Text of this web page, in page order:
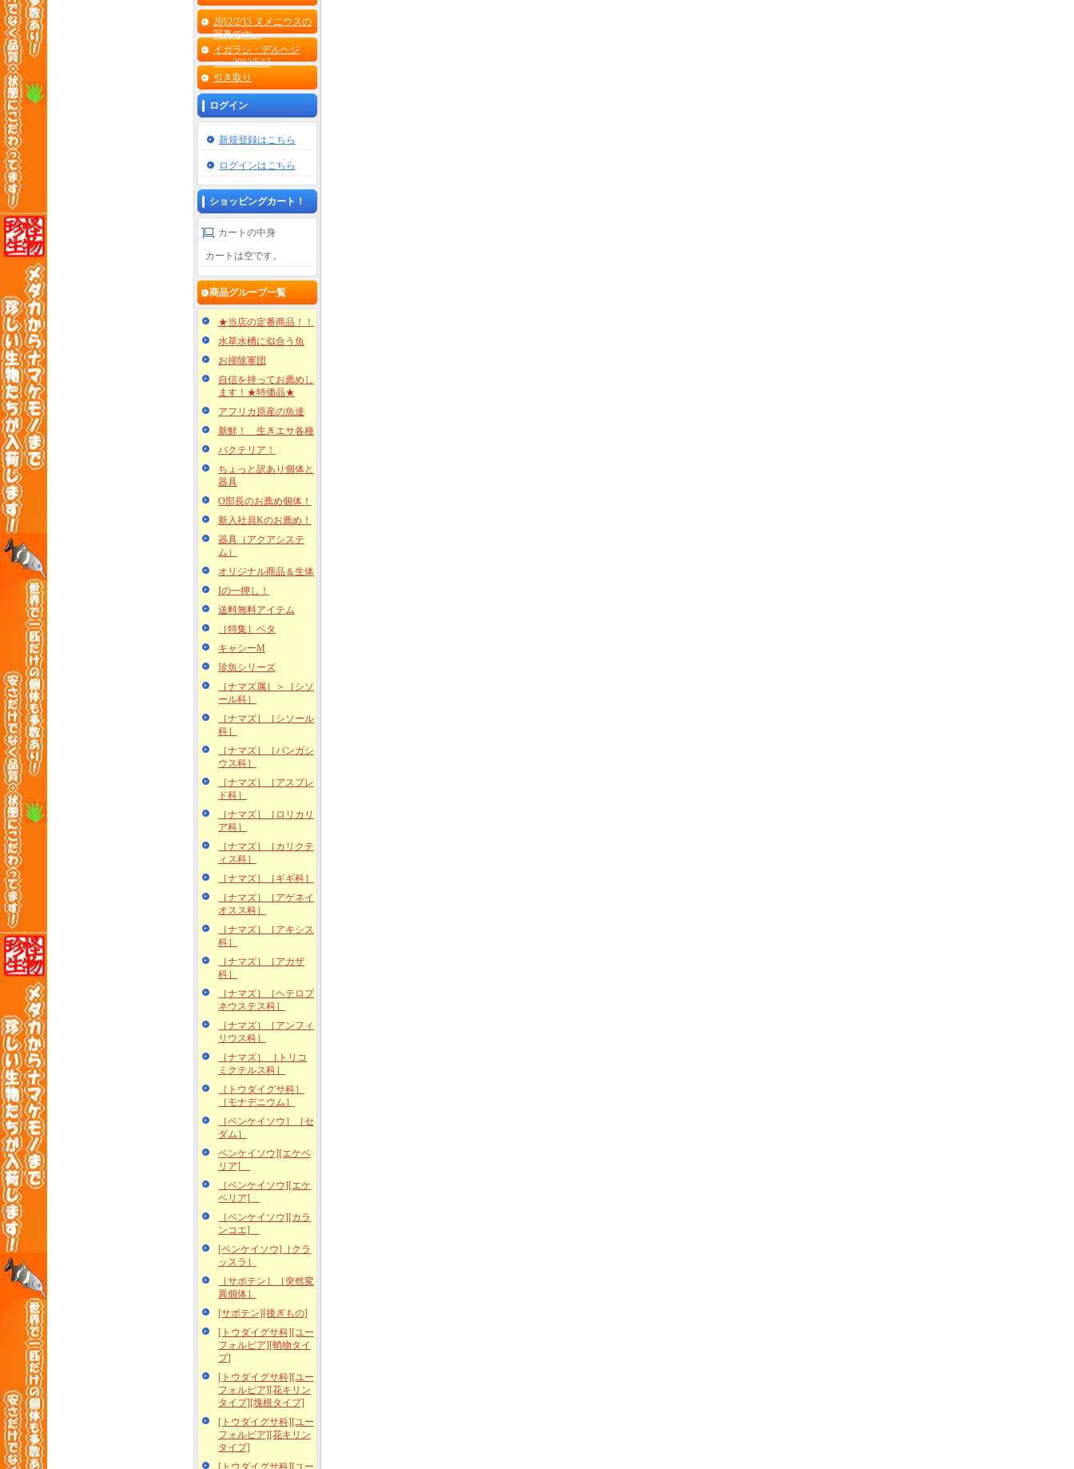
2012/2/13 ヌメニウスの
写真です。
イガラシ・デルヘジ
ー 2012/5/17
引き取り
ログイン
新規登録はこちら
ログインはこちら
ショッピングカート！
カートの中身
カートは空です。
商品グループ一覧
★当店の定番商品！！
水草水槽に似合う魚
お掃除軍団
自信を持ってお薦めし
ます！★特価品★
アフリカ原産の魚達
新鮮！ 生きエサ各種
バクテリア！
ちょっと訳あり個体と
器具
O部長のお薦め個体！
新入社員Kのお薦め！
器具（アクアシステ
ム）
オリジナル商品＆生体
Iの一押し！
送料無料アイテム
［特集］ベタ
キャシーM
珍魚シリーズ
［ナマズ属］＞［シソ
ール科］
［ナマズ］［シソール
科］
［ナマズ］［パンガシ
ウス科］
［ナマズ］［アスプレ
ド科］
［ナマズ］［ロリカリ
ア科］
［ナマズ］［カリクテ
ィス科］
［ナマズ］［ギギ科］
［ナマズ］［アゲネイ
オスス科］
［ナマズ］［アキシス
科］
［ナマズ］［アカザ
科］
［ナマズ］［ヘテロプ
ネウステス科］
［ナマズ］［アンフィ
リウス科］
［ナマズ］ ［トリコ
ミクテルス科］
［トウダイグサ科］
［モナデニウム］
［ベンケイソウ］［セ
ダム］
ベンケイソウ][エケベ
リア]
［ベンケイソウ][エケ
ベリア]
［ベンケイソウ][カラ
ンコエ]
[ベンケイソウ]［クラ
ッスラ］
［サボテン］［突然変
異個体］
[サボテン][接ぎもの]
[トウダイグサ科][ユー
フォルビア][蛸物タイ
プ]
[トウダイグサ科][ユー
フォルビア][花キリン
タイプ][塊根タイプ]
[トウダイグサ科][ユー
フォルビア][花キリン
タイプ]
[トウダイグサ科][ユー